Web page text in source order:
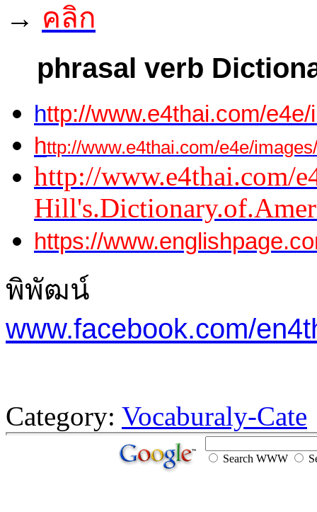
→ คลิก
phrasal verb
http://www.e4thai.com/
http://www.e4thai.com/e4e/
http://www.e4thai.com/
https://
พิพัฒน์
www.facebook.com/
Category: Vocaburaly-Cate
Search WWW